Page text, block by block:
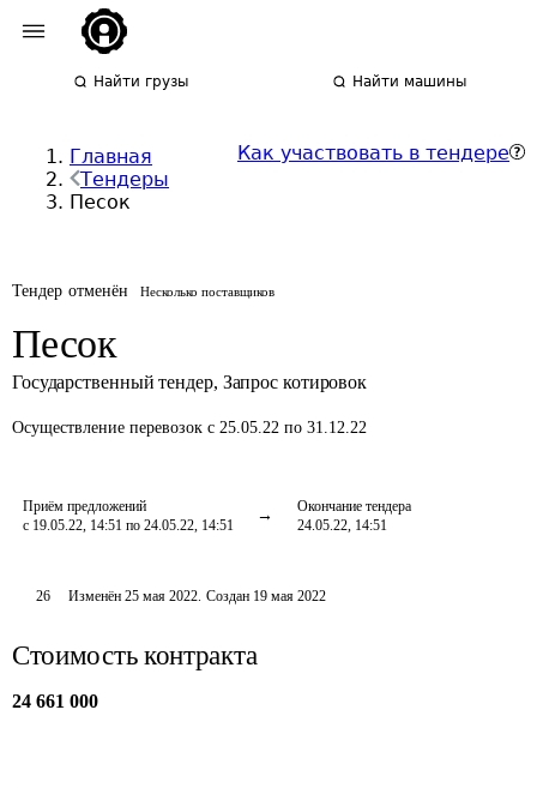
Найти грузы Найти машины
Главная
Тендеры
Песок
Как участвовать в тендере
Тендер отменён Несколько поставщиков
Песок
Государственный тендер, Запрос котировок
Осуществление перевозок с 25.05.22 по 31.12.22
Приём предложений
с 19.05.22, 14:51 по 24.05.22, 14:51
Окончание тендера
24.05.22, 14:51
26 Изменён25 мая 2022. Создан 19 мая 2022
Стоимость контракта
24 661 000